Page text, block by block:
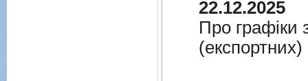
22.12.2025
Про графiки